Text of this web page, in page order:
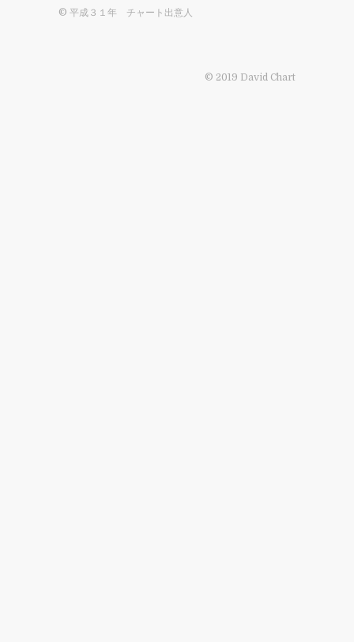
© 平成３１年 チャート出意人
© 2019 David Chart